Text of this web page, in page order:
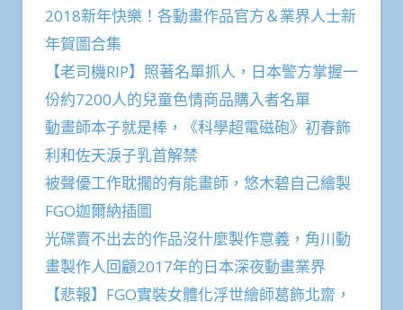
2018新年快樂！各動畫作品官方＆業界人士新
年賀圖合集
【老司機RIP】照著名單抓人，日本警方掌握一
份約7200人的兒童色情商品購入者名單
動畫師本子就是棒，《科學超電磁砲》初春飾
利和佐天淚子乳首解禁
被聲優工作耽擱的有能畫師，悠木碧自己繪製
FGO迦爾納插圖
光碟賣不出去的作品沒什麼製作意義，角川動
畫製作人回顧2017年的日本深夜動畫業界
【悲報】FGO實裝女體化浮世繪師葛飾北齋，